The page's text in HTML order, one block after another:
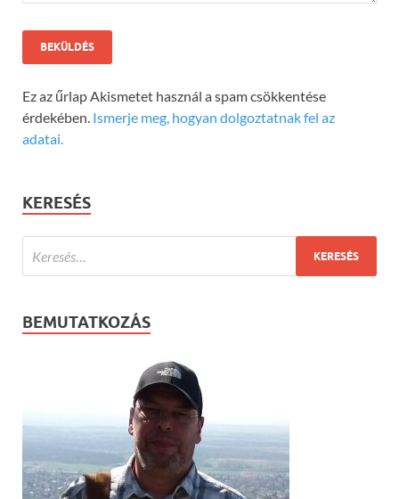
Ez az űrlap Akismetet használ a spam csökkentése
érdekében. Ismerje meg, hogyan dolgoztatnak fel az
adatai.
KERESÉS
BEMUTATKOZÁS